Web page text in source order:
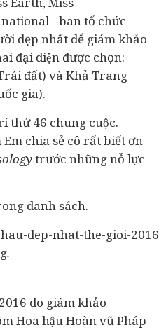
- ban tổ chức
đẹp nhất để giám khảo
đại diện được chọn:
đất) và Khả Trang
gia).
thứ 46 chung cuộc.
chia sẻ cô rất biết ơn
trước những nỗ lực
danh sách.
.
do giám khảo
Hoa hậu Hoàn vũ Pháp